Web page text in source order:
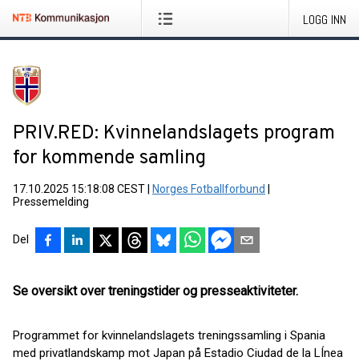
LOGG INN
PRIV.RED: Kvinnelandslagets program
for kommende samling
17.10.2025 15:18:08 CEST Norges Fotballforbund
Pressemelding
Del
Se oversikt over treningstider og presseaktiviteter.
Programmet for kvinnelandslagets treningssamling i Spania
med privatlandskamp mot Japan på Estadio Ciudad de la LÍnea